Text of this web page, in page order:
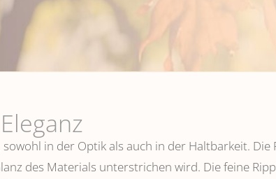
in der Optik als auch in der Haltbarkeit.
des Materials unterstrichen wird. Die feine